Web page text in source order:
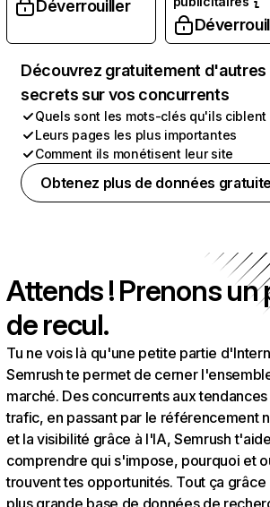
Déverrouiller
Découvrez gratuitement d'autres
secrets sur vos concurrents
Quels sont les mots-clés qu'ils ciblent
Leurs pages les plus importantes
Comment ils monétisent leur site
Obtenez plus de données
Attends ! Prenons un
de recul.
Tu ne vois là qu'une petite partie
Semrush te permet de cerner
marché. Des concurrents aux
trafic, en passant par le référencement
et la visibilité grâce à l'IA, Semrush
comprendre qui s'impose, pourquoi et
trouvent tes opportunités. Tout ça grâce
plus grande base de données de